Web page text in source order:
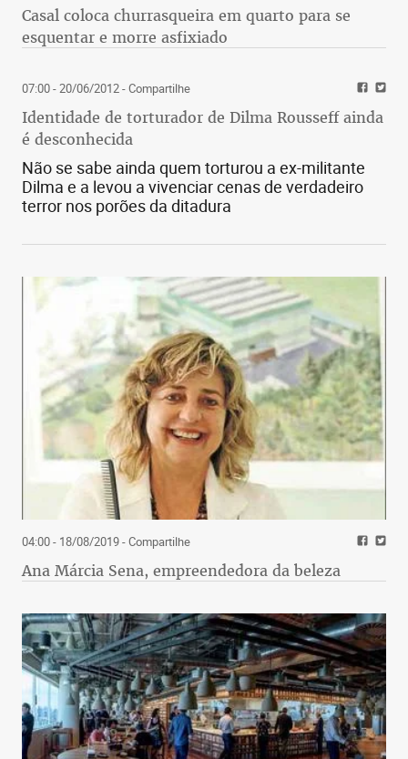
Casal coloca churrasqueira em quarto para se
esquentar e morre asfixiado
07:00 - 20/06/2012- Compartilhe
Identidade de torturador de Dilma Rousseff ainda
é desconhecida
Não se sabe ainda quem torturou a ex-militante
Dilma e a levou a vivenciar cenas de verdadeiro
terror nos porões da ditadura
04:00 - 18/08/2019- Compartilhe
Ana Márcia Sena, empreendedora da beleza